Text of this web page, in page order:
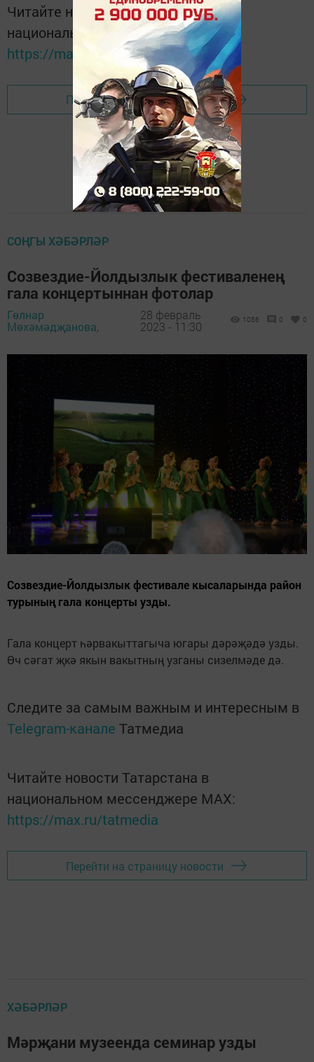
Читайте новости Татарстана в
национальном мессенджере MАХ:
https://max.ru/tatmedia
Перейти на страницу новости
СОҢГЫ ХӘБӘРЛӘР
Созвездие-Йолдызлык фестиваленең
гала концертыннан фотолар
Гөлнар
Мөхәмәдҗанова,
28 февраль
2023 - 11:30
1056 0 0
Созвездие-Йолдызлык фестивале кысаларында район
турының гала концерты узды.
Гала концерт һәрвакыттагыча югары дәрәҗәдә узды.
Өч сәгат җкә якын вакытның узганы сизелмәде дә.
Следите за самым важным и интересным в
Telegram-канале Татмедиа
Читайте новости Татарстана в
национальном мессенджере MАХ:
https://max.ru/tatmedia
Перейти на страницу новости
ХӘБӘРЛӘР
Мәрҗани музеенда семинар узды